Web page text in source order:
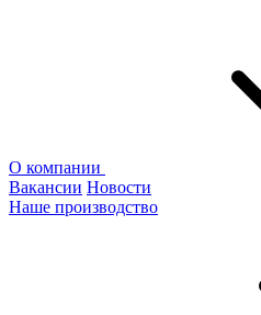
О компании
Вакансии Новости
Наше производство